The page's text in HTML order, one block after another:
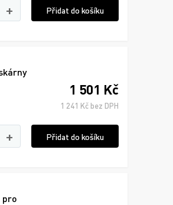
+ Přidat do košíku
1 501 Kč
1 241 Kč bez DPH
+ Přidat do košíku
pro